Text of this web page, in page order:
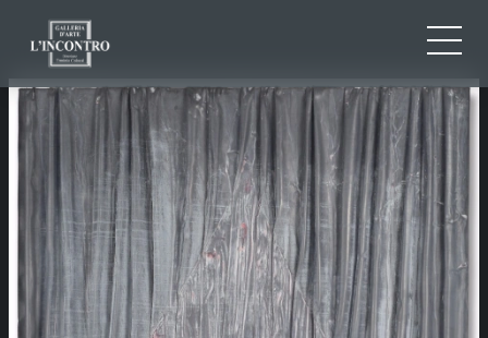
IT
FR
QUI SOMMES-NOU
NEWS ED EVENTS
ARTISTES ET ŒUVRES
EXPOSITIONS
CONTACTS